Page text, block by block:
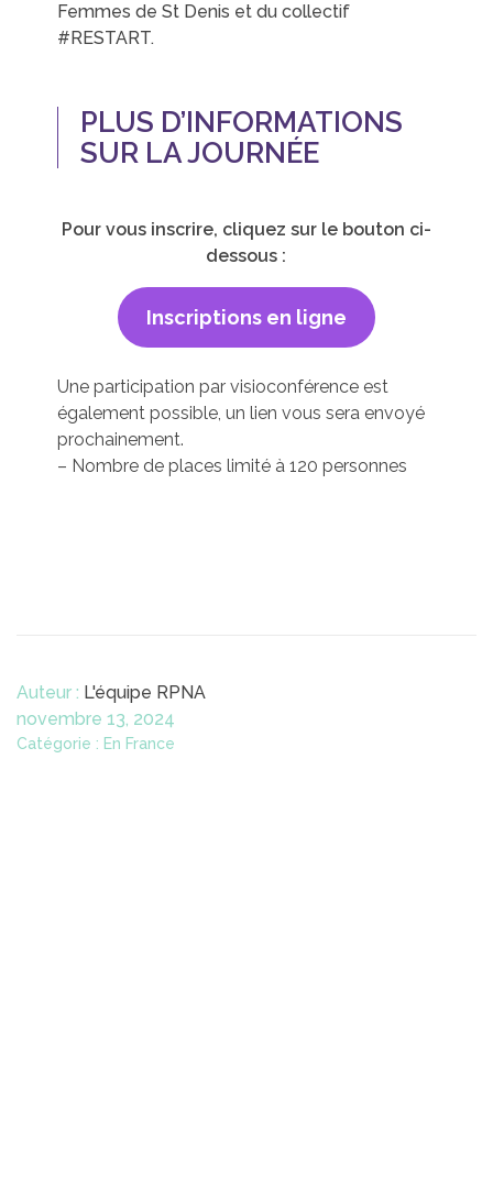
Femmes de St Denis et du collectif
#RESTART.
PLUS D’INFORMATIONS
SUR LA JOURNÉE
Pour vous inscrire, cliquez sur le bouton ci-
dessous :
Inscriptions en ligne
Une participation par visioconférence est
également possible, un lien vous sera envoyé
prochainement.
– Nombre de places limité à 120 personnes
Auteur : L'équipe RPNA
novembre 13, 2024
Catégorie : En France